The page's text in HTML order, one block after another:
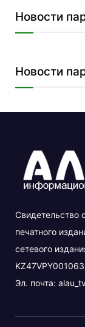
Новости
Новости
Свидетельство
печатного
сетевого
Эл. почта: